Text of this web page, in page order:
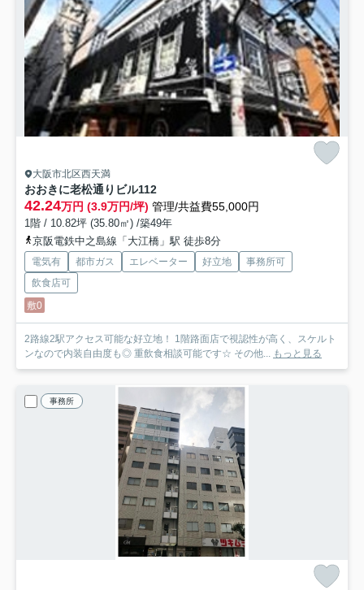
大阪市北区西天満
おおきに老松通りビル112
42.24万円 (3.9万円/坪) 管理/共益費55,000円
1階 / 10.82坪 (35.80㎡) /築49年
京阪電鉄中之島線「大江橋」駅 徒歩8分
電気有 都市ガス エレベーター 好立地
事務所可
飲食店可
敷0
2路線2駅アクセス可能な好立地！ 1階路面店で視認性が高く、スケルト
ンなので内装自由度も◎ 重飲食相談可能です☆ その他...
もっと見る
事務所